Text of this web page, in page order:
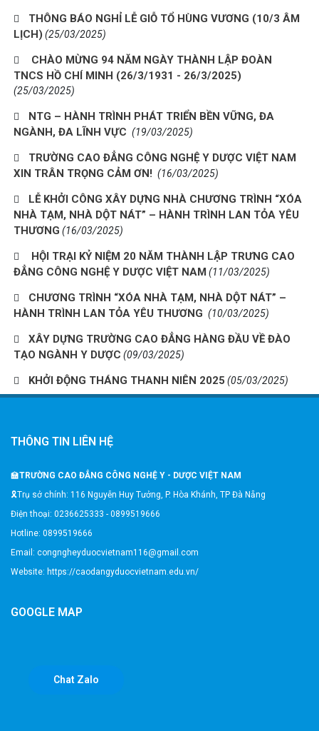
THÔNG BÁO NGHỈ LỄ GIỖ TỔ HÙNG VƯƠNG (10/3 ÂM
LỊCH) (25/03/2025)
CHÀO MỪNG 94 NĂM NGÀY THÀNH LẬP ĐOÀN
TNCS HỒ CHÍ MINH (26/3/1931 - 26/3/2025)
(25/03/2025)
NTG – HÀNH TRÌNH PHÁT TRIỂN BỀN VỮNG, ĐA
NGÀNH, ĐA LĨNH VỰC (19/03/2025)
TRƯỜNG CAO ĐẲNG CÔNG NGHỆ Y DƯỢC VIỆT NAM
XIN TRÂN TRỌNG CẢM ƠN! (16/03/2025)
LỄ KHỞI CÔNG XÂY DỰNG NHÀ CHƯƠNG TRÌNH “XÓA
NHÀ TẠM, NHÀ DỘT NÁT” – HÀNH TRÌNH LAN TỎA YÊU
THƯƠNG (16/03/2025)
HỘI TRẠI KỶ NIỆM 20 NĂM THÀNH LẬP TRƯNG CAO
ĐẲNG CÔNG NGHỆ Y DƯỢC VIỆT NAM (11/03/2025)
CHƯƠNG TRÌNH “XÓA NHÀ TẠM, NHÀ DỘT NÁT” –
HÀNH TRÌNH LAN TỎA YÊU THƯƠNG (10/03/2025)
XÂY DỰNG TRƯỜNG CAO ĐẲNG HÀNG ĐẦU VỀ ĐÀO
TẠO NGÀNH Y DƯỢC (09/03/2025)
KHỞI ĐỘNG THÁNG THANH NIÊN 2025 (05/03/2025)
THÔNG TIN LIÊN HỆ
🏫TRƯỜNG CAO ĐẲNG CÔNG NGHỆ Y - DƯỢC VIỆT NAM
🎗️Trụ sở chính: 116 Nguyễn Huy Tưởng, P. Hòa Khánh, TP Đà Nẵng
Điện thoại: 0236625333 - 0899519666
Hotline: 0899519666
Email: congngheyduocvietnam116@gmail.com
Website: https://caodangyduocvietnam.edu.vn/
GOOGLE MAP
Chat Zalo